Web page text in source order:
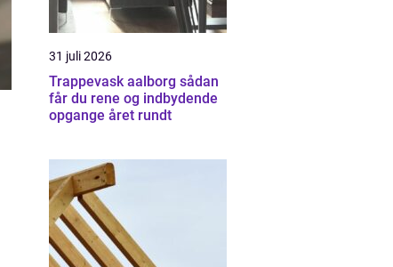
31 juli 2026
Trappevask aalborg sådan
får du rene og indbydende
opgange året rundt